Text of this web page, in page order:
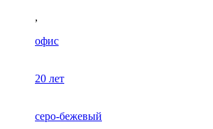
,
офис
20 лет
серо-бежевый